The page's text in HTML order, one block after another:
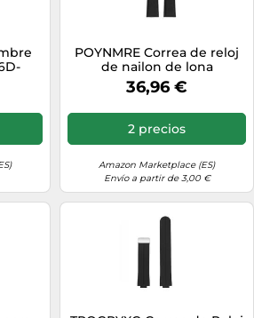
POYNMRE Correa de reloj
de nailon de lona
compatible con Casio
Edifice Series EF-550D EFR-
303L EFB900 Series, pulsera
deportiva resistente al
agua de 22 mm(Black
36,96 €
2 precios
Amazon Marketplace (ES)
Envío a partir de 3,00 €